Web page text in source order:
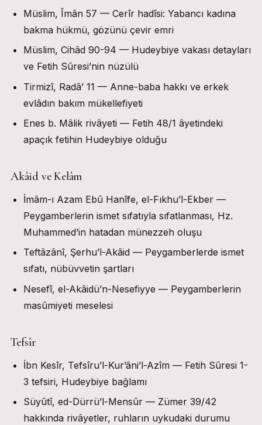
Müslim, Îmân 57 — Cerîr hadîsi: Yabancı kadına
bakma hükmü, gözünü çevir emri
Müslim, Cihâd 90-94 — Hudeybiye vakası detayları
ve Fetih Sûresi’nin nüzülü
Tirmizî, Radâ’ 11 — Anne-baba hakkı ve erkek
evlâdın bakım mükellefiyeti
Enes b. Mâlik rivâyeti — Fetih 48/1 âyetindeki
apaçık fetihin Hudeybiye olduğu
Akâid ve Kelâm
İmâm-ı Azam Ebû Hanîfe, el-Fıkhu’l-Ekber —
Peygamberlerin ismet sıfatıyla sıfatlanması, Hz.
Muhammed’in hatadan münezzeh oluşu
Teftâzânî, Şerhu’l-Akâid — Peygamberlerde ismet
sıfatı, nübüvvetin şartları
Nesefî, el-Akâidü’n-Nesefiyye — Peygamberlerin
masûmiyeti meselesi
Tefsîr
İbn Kesîr, Tefsîru’l-Kur’âni’l-Azîm — Fetih Sûresi 1-
3 tefsiri, Hudeybiye bağlamı
Süyûtî, ed-Dürrü’l-Mensûr — Zümer 39/42
hakkında rivâyetler, ruhların uykudaki durumu